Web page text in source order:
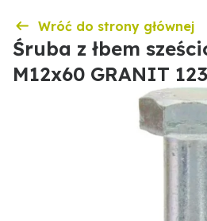
Wróć do strony głównej
Śruba z łbem
M12x60 GRANIT